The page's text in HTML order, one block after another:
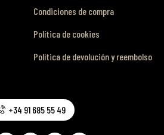
Condiciones de compra
Política de cookies
Política de devolución y reembolso
+34 91 685 55 49